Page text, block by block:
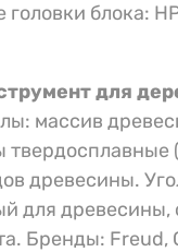
головки блока:
для
массив
древесины.
для древесины,
Бренды: Freud,